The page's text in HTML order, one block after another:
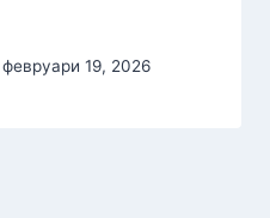
февруари 19, 2026